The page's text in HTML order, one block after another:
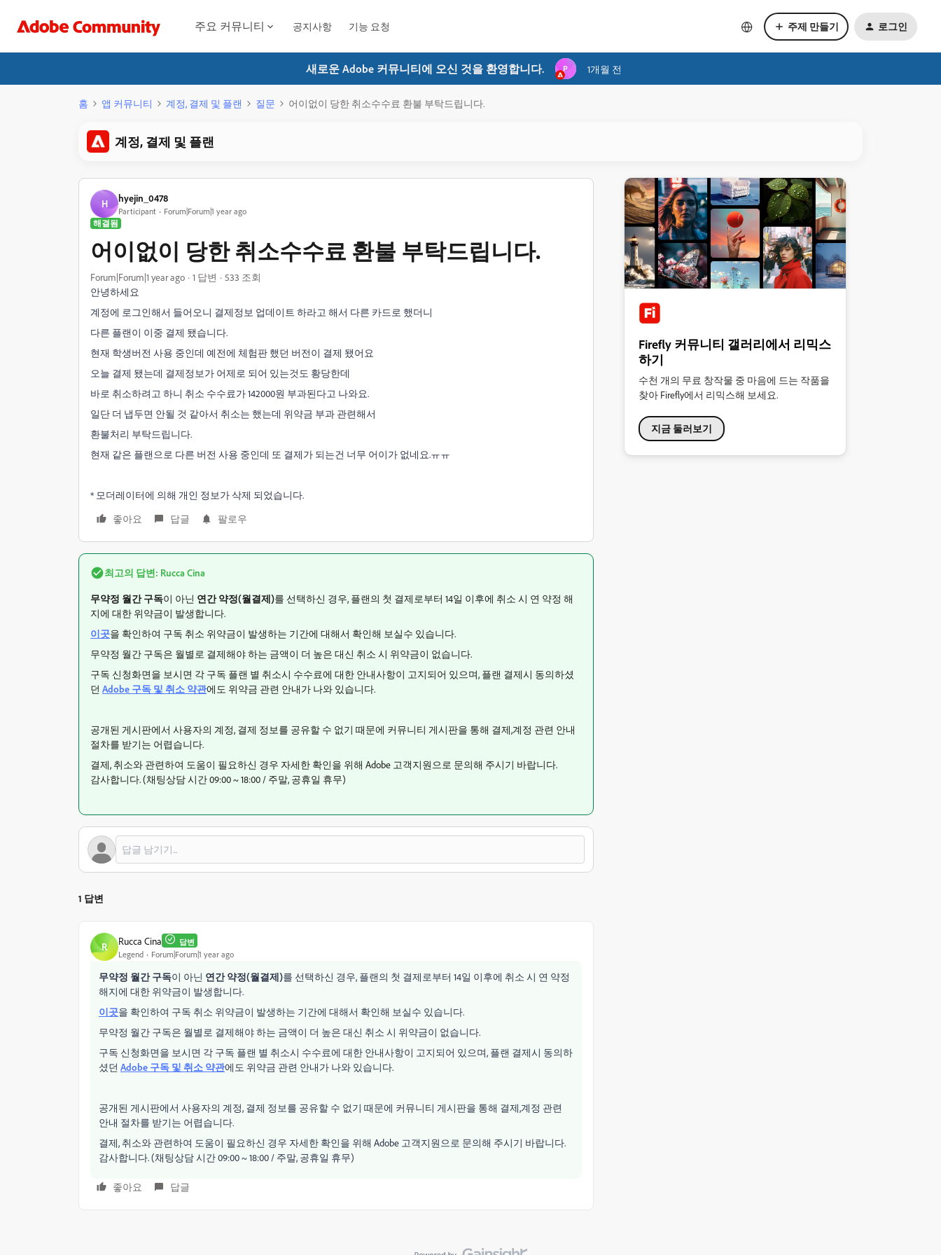
주요 커뮤니티 공지사항 기능 요청 주제 만들기 로그인
새로운 Adobe 커뮤니티에 오신 것을 환영합니다. P 1개월 전
홈 앱 커뮤니티 계정, 결제 및 플랜 질문 어이없이 당한 취소수수료 환불 부탁드립니다.
계정, 결제 및 플랜
H hyejin_0478
Participant
Forum|Forum|1 year ago
해결됨
어이없이 당한 취소수수료 환불 부탁드립니다.
Forum|Forum|1 year ago 1 답변
533 조회
안녕하세요
계정에 로그인해서 들어오니 결제정보 업데이트 하라고 해서 다른 카드로 했더니
다른 플랜이 이중 결제 됐습니다.
현재 학생버전 사용 중인데 예전에 체험판 했던 버전이 결제 됐어요
오늘 결제 됐는데 결제정보가 어제로 되어 있는것도 황당한데
바로 취소하려고 하니 취소 수수료가 142000원 부과된다고 나와요.
일단 더 냅두면 안될 것 같아서 취소는 했는데 위약금 부과 관련해서
환불처리 부탁드립니다.
현재 같은 플랜으로 다른 버전 사용 중인데 또 결제가 되는건 너무 어이가 없네요.ㅠㅠ
* 모더레이터에 의해 개인 정보가 삭제 되었습니다.
좋아요
답글 팔로우
최고의 답변: Rucca Cina
무약정 월간 구독이 아닌 연간 약정(월결제)를 선택하신 경우, 플랜의 첫 결제로부터 14일 이후에 취소 시 연 약정 해
지에 대한 위약금이 발생합니다.
이곳을 확인하여 구독 취소 위약금이 발생하는 기간에 대해서 확인해 보실수 있습니다.
무약정 월간 구독은 월별로 결제해야 하는 금액이 더 높은 대신 취소 시 위약금이 없습니다.
구독 신청화면을 보시면 각 구독 플랜 별 취소시 수수료에 대한 안내사항이 고지되어 있으며, 플랜 결제시 동의하셨
던 Adobe 구독 및 취소 약관에도 위약금 관련 안내가 나와 있습니다.
공개된 게시판에서 사용자의 계정, 결제 정보를 공유할 수 없기 때문에 커뮤니티 게시판을 통해 결제,계정 관련 안내
절차를 받기는 어렵습니다.
결제, 취소와 관련하여 도움이 필요하신 경우 자세한 확인을 위해 Adobe 고객지원으로 문의해 주시기 바랍니다.
감사합니다. (채팅상담 시간09:00 ~ 18:00 / 주말, 공휴일 휴무)
1 답변
R Rucca Cina 답변
Legend Forum|Forum|1 year ago
무약정 월간 구독이 아닌 연간 약정(월결제)를 선택하신 경우, 플랜의 첫 결제로부터 14일 이후에 취소 시 연 약정
해지에 대한 위약금이 발생합니다.
이곳을 확인하여 구독 취소 위약금이 발생하는 기간에 대해서 확인해 보실수 있습니다.
무약정 월간 구독은 월별로 결제해야 하는 금액이 더 높은 대신 취소 시 위약금이 없습니다.
구독 신청화면을 보시면 각 구독 플랜 별 취소시 수수료에 대한 안내사항이 고지되어 있으며, 플랜 결제시 동의하
셨던 Adobe 구독 및 취소 약관에도 위약금 관련 안내가 나와 있습니다.
공개된 게시판에서 사용자의 계정, 결제 정보를 공유할 수 없기 때문에 커뮤니티 게시판을 통해 결제,계정 관련
안내 절차를 받기는 어렵습니다.
결제, 취소와 관련하여 도움이 필요하신 경우 자세한 확인을 위해 Adobe 고객지원으로 문의해 주시기 바랍니다.
감사합니다. (채팅상담 시간09:00 ~ 18:00 / 주말, 공휴일 휴무)
좋아요 답글
Firefly 커뮤니티 갤러리에서 리믹스
하기
수천 개의 무료 창작물 중 마음에 드는 작품을
찾아 Firefly에서 리믹스해 보세요.
지금 둘러보기